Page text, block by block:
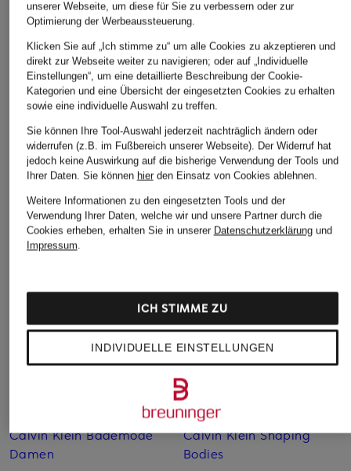
SHORT STORIES
Schlafshirt
35,99 €
+Aktionsrabatt
Schlafshirt
34,99 €
Bestpreis:
Ursprünglich:44,99 €
+Aktionsrabatt
Schlafshirt
39,99 €
Bestpreis:
Ursprünglich:
Weitere Kategorien
Calvin Klein Badehosen
Calvin Klein Bademode
Damen
Calvin Klein Sale
Calvin Klein Shaping
Bodies
unserer Webseite, um diese für Sie zu verbessern oder zur
Optimierung der Werbeaussteuerung.
Klicken Sie auf „Ich stimme zu“ um alle Cookies zu akzeptieren und
direkt zur Webseite weiter zu navigieren; oder auf „Individuelle
Einstellungen“, um eine detaillierte Beschreibung der Cookie-
Kategorien und eine Übersicht der eingesetzten Cookies zu erhalten
sowie eine individuelle Auswahl zu treffen.
Sie können Ihre Tool-Auswahl jederzeit nachträglich ändern oder
widerrufen (z.B. im Fußbereich unserer Webseite). Der Widerruf hat
jedoch keine Auswirkung auf die bisherige Verwendung der Tools und
Ihrer Daten. Sie können hierden Einsatz von Cookies ablehnen.
Weitere Informationen zu den eingesetzten Tools und der
Verwendung Ihrer Daten, welche wir und unsere Partner durch die
Cookies erheben, erhalten Sie in unserer Datenschutzerklärungund
Impressum.
INDIVIDUELLE EINSTELLUNGEN
ICH STIMME ZU